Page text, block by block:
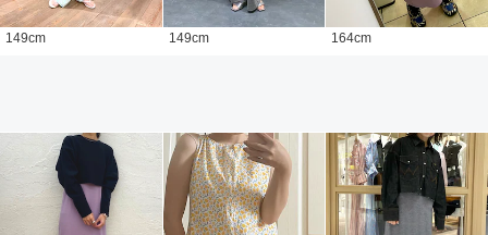
149cm 149cm 164cm